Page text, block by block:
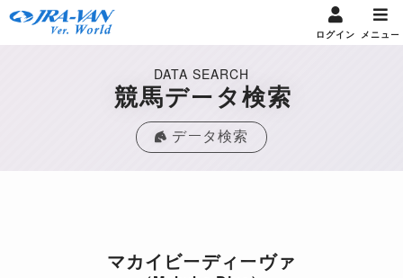
ログイン メニュー
DATA SEARCH
競馬データ検索
データ検索
マカイビーディーヴァ